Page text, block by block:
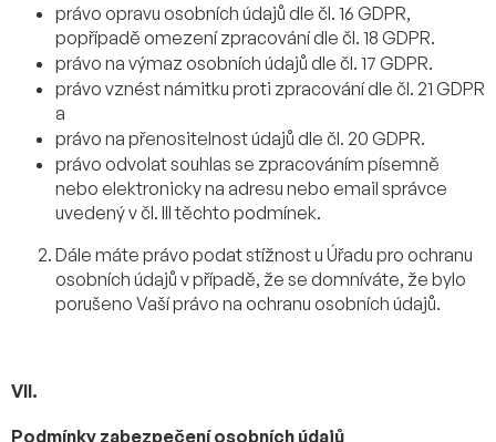
právo opravu osobních údajů dle čl. 16 GDPR,
popřípadě omezení zpracování dle čl. 18 GDPR.
právo na výmaz osobních údajů dle čl. 17 GDPR.
právo vznést námitku proti zpracování dle čl. 21 GDPR
a
právo na přenositelnost údajů dle čl. 20 GDPR.
právo odvolat souhlas se zpracováním písemně
nebo elektronicky na adresu nebo email správce
uvedený v čl. III těchto podmínek.
Dále máte právo podat stížnost u Úřadu pro ochranu
osobních údajů v případě, že se domníváte, že bylo
porušeno Vaší právo na ochranu osobních údajů.
VII.
Podmínky zabezpečení osobních údajů